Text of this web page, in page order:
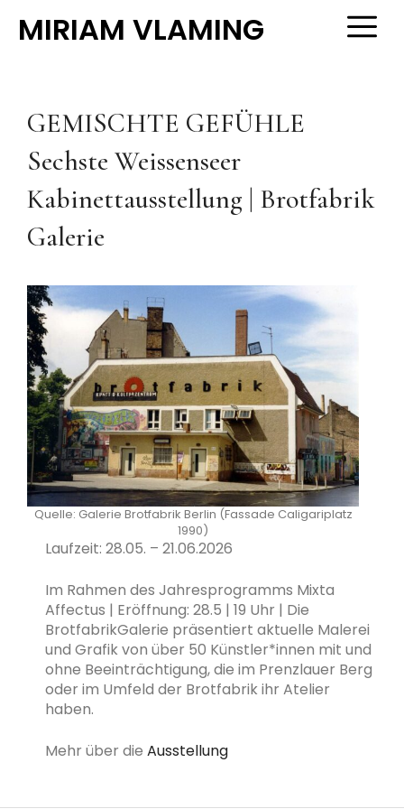
InhaltMIRIAM VLAMING
GEMISCHTE GEFÜHLE
Sechste Weissenseer
Kabinettausstellung | Brotfabrik
Galerie
Quelle: Galerie Brotfabrik Berlin (Fassade Caligariplatz
1990)
Laufzeit: 28.05. – 21.06.2026
Im Rahmen des Jahresprogramms Mixta
Affectus | Eröffnung: 28.5 | 19 Uhr | Die
BrotfabrikGalerie präsentiert aktuelle Malerei
und Grafik von über 50 Künstler*innen mit und
ohne Beeinträchtigung, die im Prenzlauer Berg
oder im Umfeld der Brotfabrik ihr Atelier
haben.
Mehr über die Ausstellung